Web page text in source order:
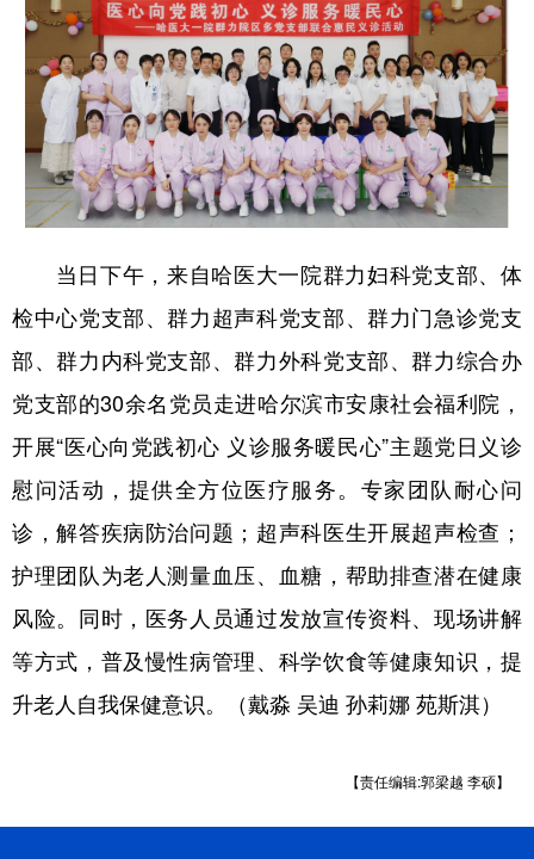
当日下午，来自哈医大一院群力妇科党支部、体
检中心党支部、群力超声科党支部、群力门急诊党支
部、群力内科党支部、群力外科党支部、群力综合办
党支部的30余名党员走进哈尔滨市安康社会福利院，
开展“医心向党践初心 义诊服务暖民心”主题党日义诊
慰问活动，提供全方位医疗服务。专家团队耐心问
诊，解答疾病防治问题；超声科医生开展超声检查；
护理团队为老人测量血压、血糖，帮助排查潜在健康
风险。同时，医务人员通过发放宣传资料、现场讲解
等方式，普及慢性病管理、科学饮食等健康知识，提
升老人自我保健意识。（戴淼 吴迪 孙莉娜 苑斯淇）
【责任编辑:郭梁越 李硕】